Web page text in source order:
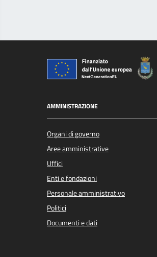
AMMINISTRAZIONE
Organi di governo
Aree amministrative
Uffici
Enti e fondazioni
Personale amministrativo
Politici
Documenti e dati